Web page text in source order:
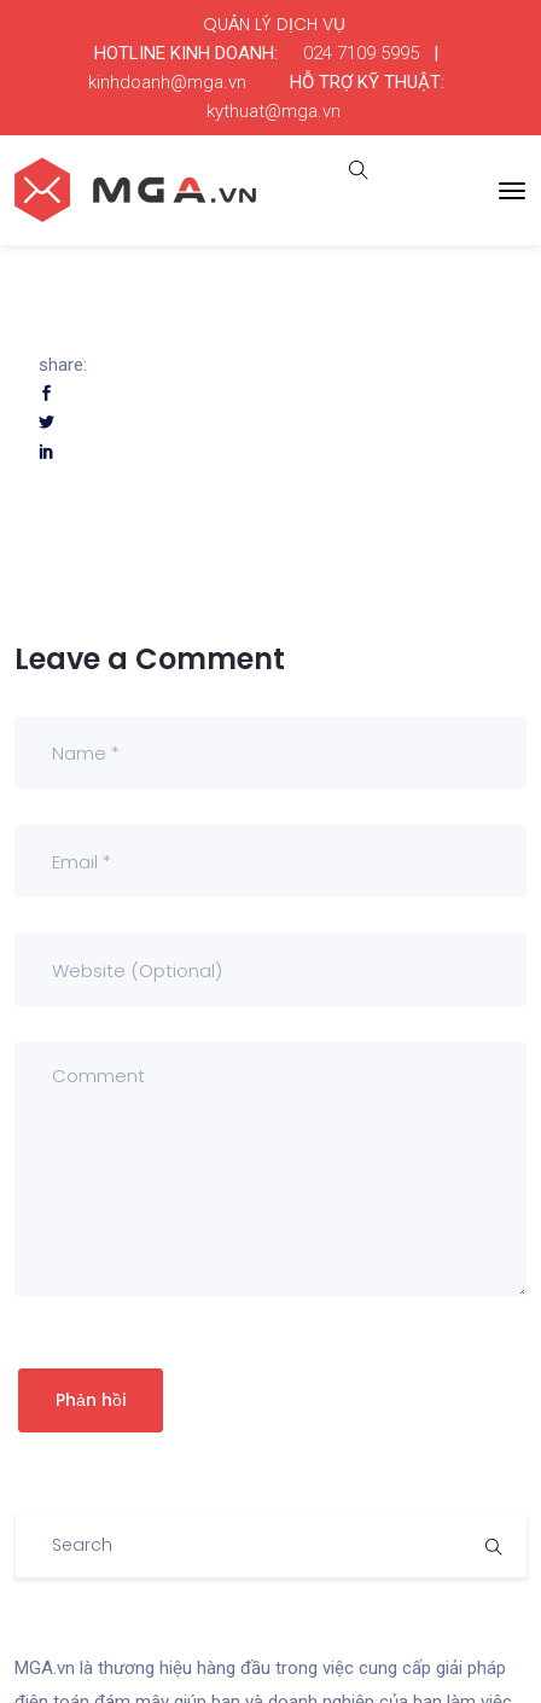
HOTLINE KINH DOANH: 024 7109 5995|
kinhdoanh@mga.vn
HỖ TRỢ KỸ THUẬT:
kythuat@mga.vn
QUẢN LÝ DỊCH VỤ
share:
Leave a Comment
MGA.vn là thương hiệu hàng đầu trong việc cung cấp giải pháp